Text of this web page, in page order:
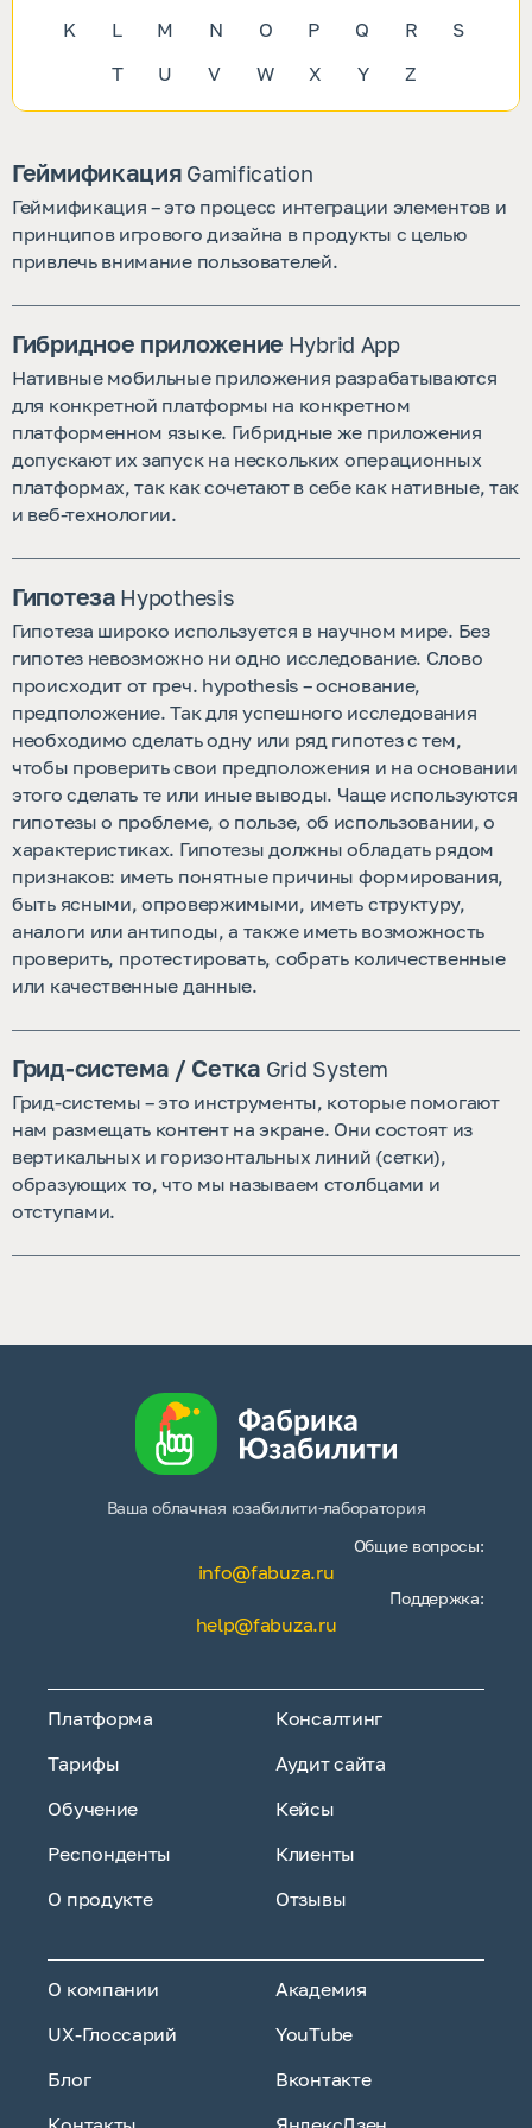
K
L M N O P Q R
S
T
U V W X Y Z
Геймификация Gamification
Геймификация – это процесс интеграции элементов и
принципов игрового дизайна в продукты с целью
привлечь внимание пользователей.
Гибридное приложение Hybrid App
Нативные мобильные приложения разрабатываются
для конкретной платформы на конкретном
платформенном языке. Гибридные же приложения
допускают их запуск на нескольких операционных
платформах, так как сочетают в себе как нативные, так
и веб-технологии.
Гипотеза Hypothesis
Гипотеза широко используется в научном мире. Без
гипотез невозможно ни одно исследование. Слово
происходит от греч. hypothesis – основание,
предположение. Так для успешного исследования
необходимо сделать одну или ряд гипотез с тем,
чтобы проверить свои предположения и на основании
этого сделать те или иные выводы. Чаще используются
гипотезы о проблеме, о пользе, об использовании, о
характеристиках. Гипотезы должны обладать рядом
признаков: иметь понятные причины формирования,
быть ясными, опровержимыми, иметь структуру,
аналоги или антиподы, а также иметь возможность
проверить, протестировать, собрать количественные
или качественные данные.
Грид-система / Cетка Grid System
Грид-системы – это инструменты, которые помогают
нам размещать контент на экране. Они состоят из
вертикальных и горизонтальных линий (сетки),
образующих то, что мы называем столбцами и
отступами.
Ваша облачная юзабилити-лаборатория
Общие вопросы:
info@fabuza.ru
Поддержка:
help@fabuza.ru
Платформа
Консалтинг
Тарифы
Аудит сайта
Обучение
Кейсы
Респонденты
Клиенты
О продукте
Отзывы
О компании
Академия
UX-Глоссарий
YouTube
Блог
Вконтакте